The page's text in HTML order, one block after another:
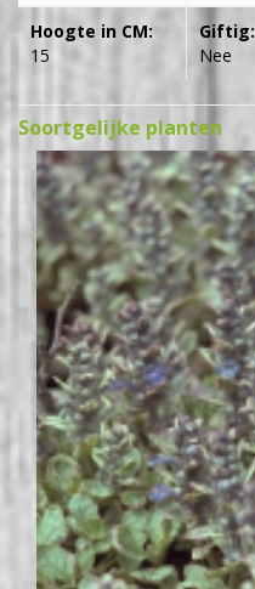
Hoogte in CM:
15
Giftig:
Nee
Soortgelijke planten